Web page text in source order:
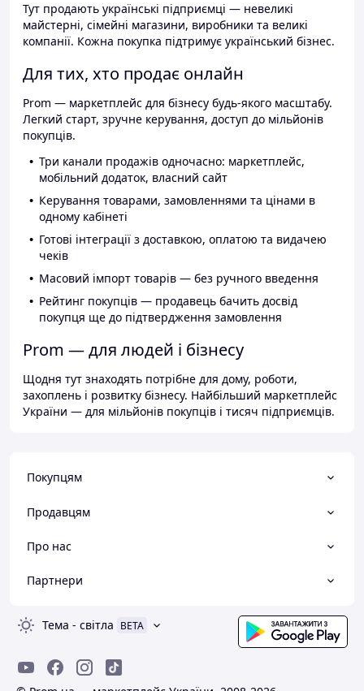
Тут продають українські підприємці — невеликі
майстерні, сімейні магазини, виробники та великі
компанії. Кожна покупка підтримує український бізнес.
Для тих, хто продає онлайн
Prom — маркетплейс для бізнесу будь-якого масштабу.
Легкий старт, зручне керування, доступ до мільйонів
покупців.
Три канали продажів одночасно: маркетплейс,
мобільний додаток, власний сайт
Керування товарами, замовленнями та цінами в
одному кабінеті
Готові інтеграції з доставкою, оплатою та видачею
чеків
Масовий імпорт товарів — без ручного введення
Рейтинг покупців — продавець бачить досвід
покупця ще до підтвердження замовлення
Prom — для людей і бізнесу
Щодня тут знаходять потрібне для дому, роботи,
захоплень і розвитку бізнесу. Найбільший маркетплейс
України — для мільйонів покупців і тисяч підприємців.
Покупцям
Продавцям
Про нас
Партнери
Тема - світла BETA